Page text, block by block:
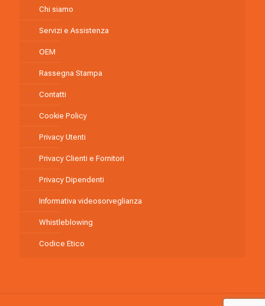
Chi siamo
Servizi e Assistenza
OEM
Rassegna Stampa
Contatti
Cookie Policy
Privacy Utenti
Privacy Clienti e Fornitori
Privacy Dipendenti
Informativa videosorveglianza
Whistleblowing
Codice Etico